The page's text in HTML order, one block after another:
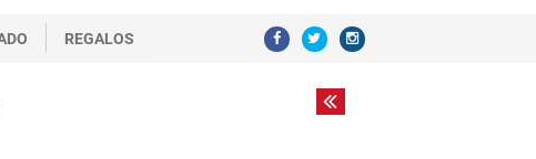
REGALOS